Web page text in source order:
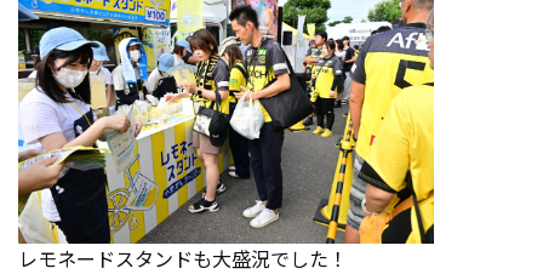
レモネードスタンドも大盛況でした！